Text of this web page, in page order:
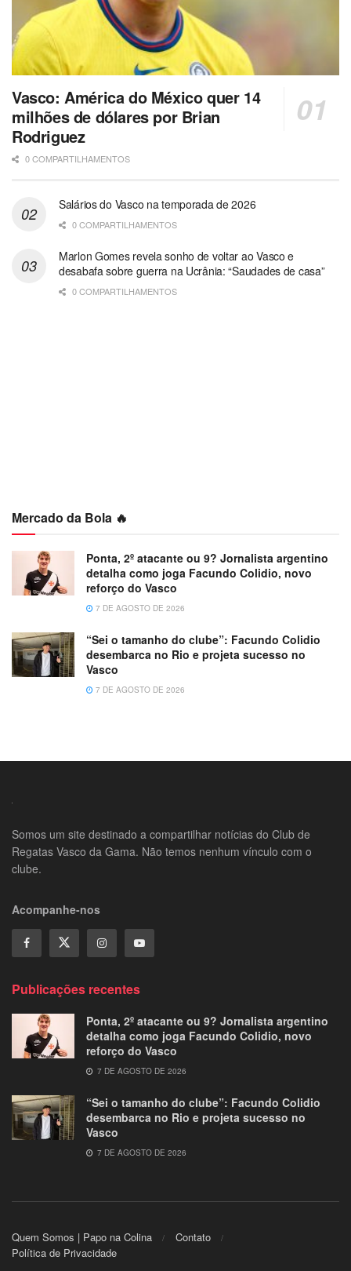
Vasco: América do México quer 14
milhões de dólares por Brian
Rodriguez
0 COMPARTILHAMENTOS
Salários do Vasco na temporada de 2026
0 COMPARTILHAMENTOS
Marlon Gomes revela sonho de voltar ao Vasco e
desabafa sobre guerra na Ucrânia: “Saudades de casa”
0 COMPARTILHAMENTOS
Mercado da Bola 🔥
Ponta, 2º atacante ou 9? Jornalista argentino
detalha como joga Facundo Colidio, novo
reforço do Vasco
7 DE AGOSTO DE 2026
“Sei o tamanho do clube”: Facundo Colidio
desembarca no Rio e projeta sucesso no
Vasco
7 DE AGOSTO DE 2026
Somos um site destinado a compartilhar notícias do Club de
Regatas Vasco da Gama. Não temos nenhum vínculo com o
clube.
Acompanhe-nos
Publicações recentes
Ponta, 2º atacante ou 9? Jornalista argentino
detalha como joga Facundo Colidio, novo
reforço do Vasco
7 DE AGOSTO DE 2026
“Sei o tamanho do clube”: Facundo Colidio
desembarca no Rio e projeta sucesso no
Vasco
7 DE AGOSTO DE 2026
Quem Somos | Papo na Colina
Contato
Política de Privacidade